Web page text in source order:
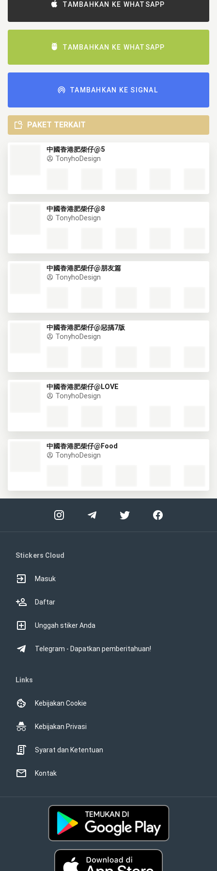
TAMBAHKAN KE WHATSAPP
TAMBAHKAN KE WHATSAPP
TAMBAHKAN KE SIGNAL
PAKET TERKAIT
中國香港肥柴仔@5
TonyhoDesign
中國香港肥柴仔@8
TonyhoDesign
中國香港肥柴仔@朋友篇
TonyhoDesign
中國香港肥柴仔@惡搞7版
TonyhoDesign
中國香港肥柴仔@LOVE
TonyhoDesign
中國香港肥柴仔@Food
TonyhoDesign
Stickers Cloud
Masuk
Daftar
Unggah stiker Anda
Telegram - Dapatkan pemberitahuan!
Links
Kebijakan Cookie
Kebijakan Privasi
Syarat dan Ketentuan
Kontak